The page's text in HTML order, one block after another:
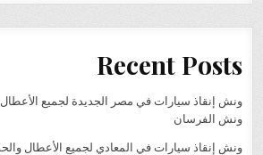
Recent Posts
ونش الفرسان